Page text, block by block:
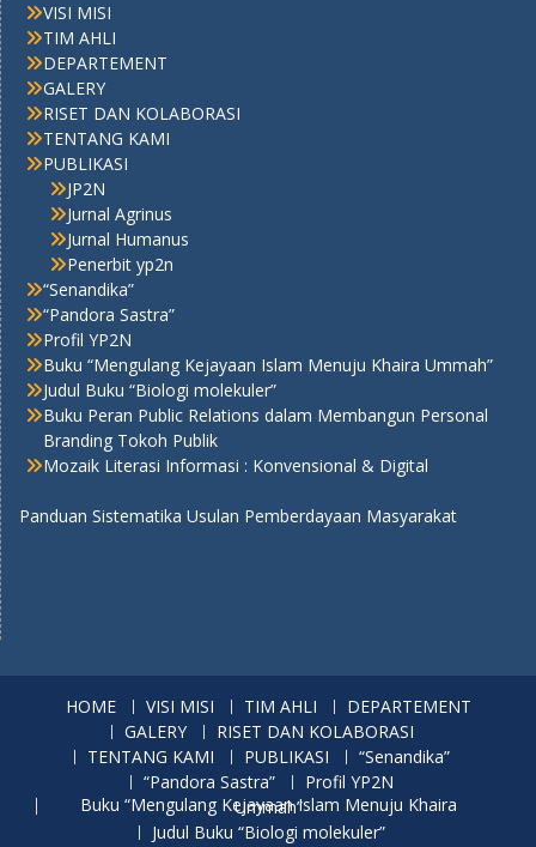
VISI MISI
TIM AHLI
DEPARTEMENT
GALERY
RISET DAN KOLABORASI
TENTANG KAMI
PUBLIKASI
JP2N
Jurnal Agrinus
Jurnal Humanus
Penerbit yp2n
“Senandika”
“Pandora Sastra”
Profil YP2N
Buku “Mengulang Kejayaan Islam Menuju Khaira Ummah”
Judul Buku “Biologi molekuler”
Buku Peran Public Relations dalam Membangun Personal
Branding Tokoh Publik
Mozaik Literasi Informasi : Konvensional & Digital
Panduan Sistematika Usulan Pemberdayaan Masyarakat
HOME VISI MISI TIM AHLI
DEPARTEMENT
GALERY
RISET DAN KOLABORASI
TENTANG KAMI
PUBLIKASI
“Senandika”
“Pandora Sastra”
Profil YP2N
Buku “Mengulang Kejayaan Islam Menuju Khaira Ummah”
Judul Buku “Biologi molekuler”